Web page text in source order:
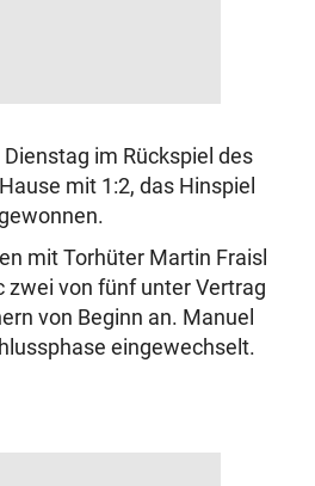
im Rückspiel des
mit 1:2, das Hinspiel
mit Torhüter Martin Fraisl
zwei von fünf unter Vertrag
von Beginn an. Manuel
eingewechselt.